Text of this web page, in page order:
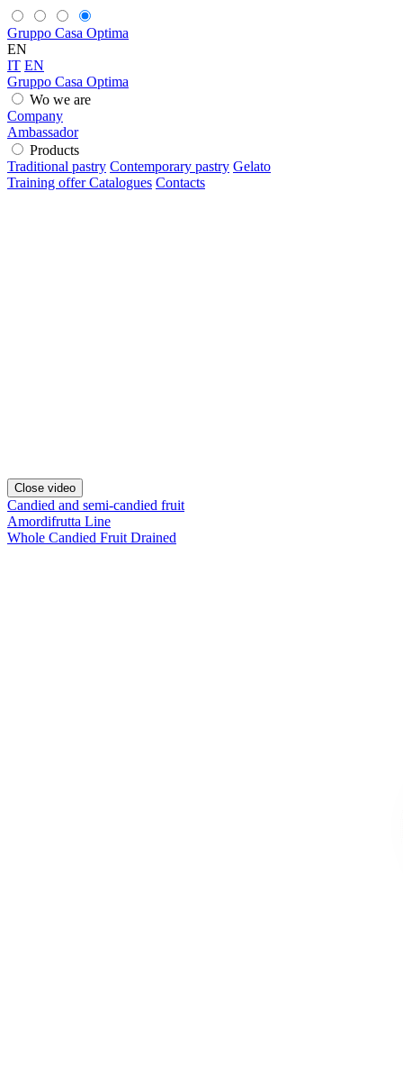
Gruppo Casa Optima
EN
IT EN
Gruppo Casa Optima
Wo we are
Company
Ambassador
Products
Traditional pastry Contemporary pastry Gelato
Training offerCatalogues Contacts
Close video
Candied and semi-candied fruit
Amordifrutta Line
Whole Candied Fruit Drained